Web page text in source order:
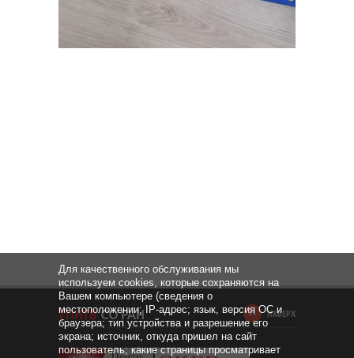
НАВЕРХ
Для качественного обслуживания мы
используем cookies, которые сохраняются на
Вашем компьютере (сведения о
местоположении; IP-адрес; язык, версия ОС и
браузера; тип устройства и разрешение его
экрана; источник, откуда пришел на сайт
пользователь; какие страницы просматривает